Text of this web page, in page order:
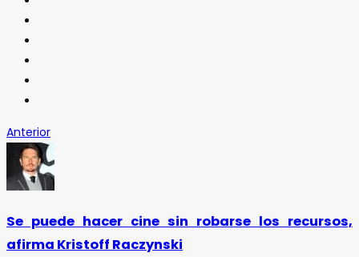
Anterior
Se puede hacer cine sin robarse los recursos,
afirma Kristoff Raczynski